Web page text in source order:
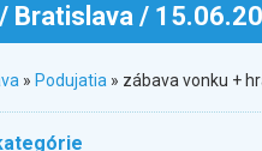
/ Bratislava /
» Podujatia » zábava vonku +